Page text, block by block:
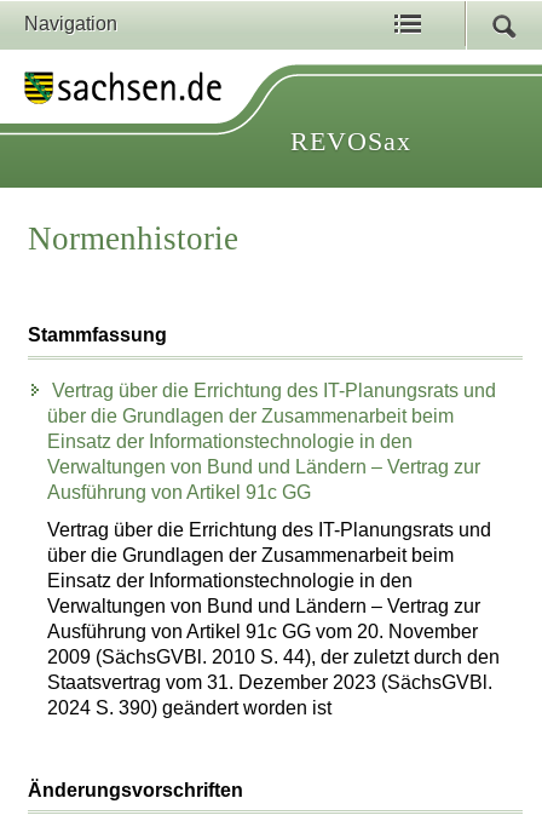
Navigation
REVOSax
Normenhistorie
Stammfassung
Vertrag über die Errichtung des IT-Planungsrats und
über die Grundlagen der Zusammenarbeit beim
Einsatz der Informationstechnologie in den
Verwaltungen von Bund und Ländern – Vertrag zur
Ausführung von Artikel 91c GG
Vertrag über die Errichtung des IT-Planungsrats und
über die Grundlagen der Zusammenarbeit beim
Einsatz der Informationstechnologie in den
Verwaltungen von Bund und Ländern – Vertrag zur
Ausführung von Artikel 91c GG vom 20. November
2009 (SächsGVBl. 2010 S. 44), der zuletzt durch den
Staatsvertrag vom 31. Dezember 2023 (SächsGVBl.
2024 S. 390) geändert worden ist
Änderungsvorschriften